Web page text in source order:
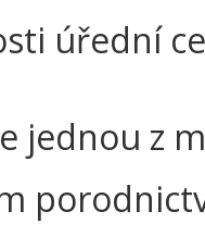
úřední
jednou z